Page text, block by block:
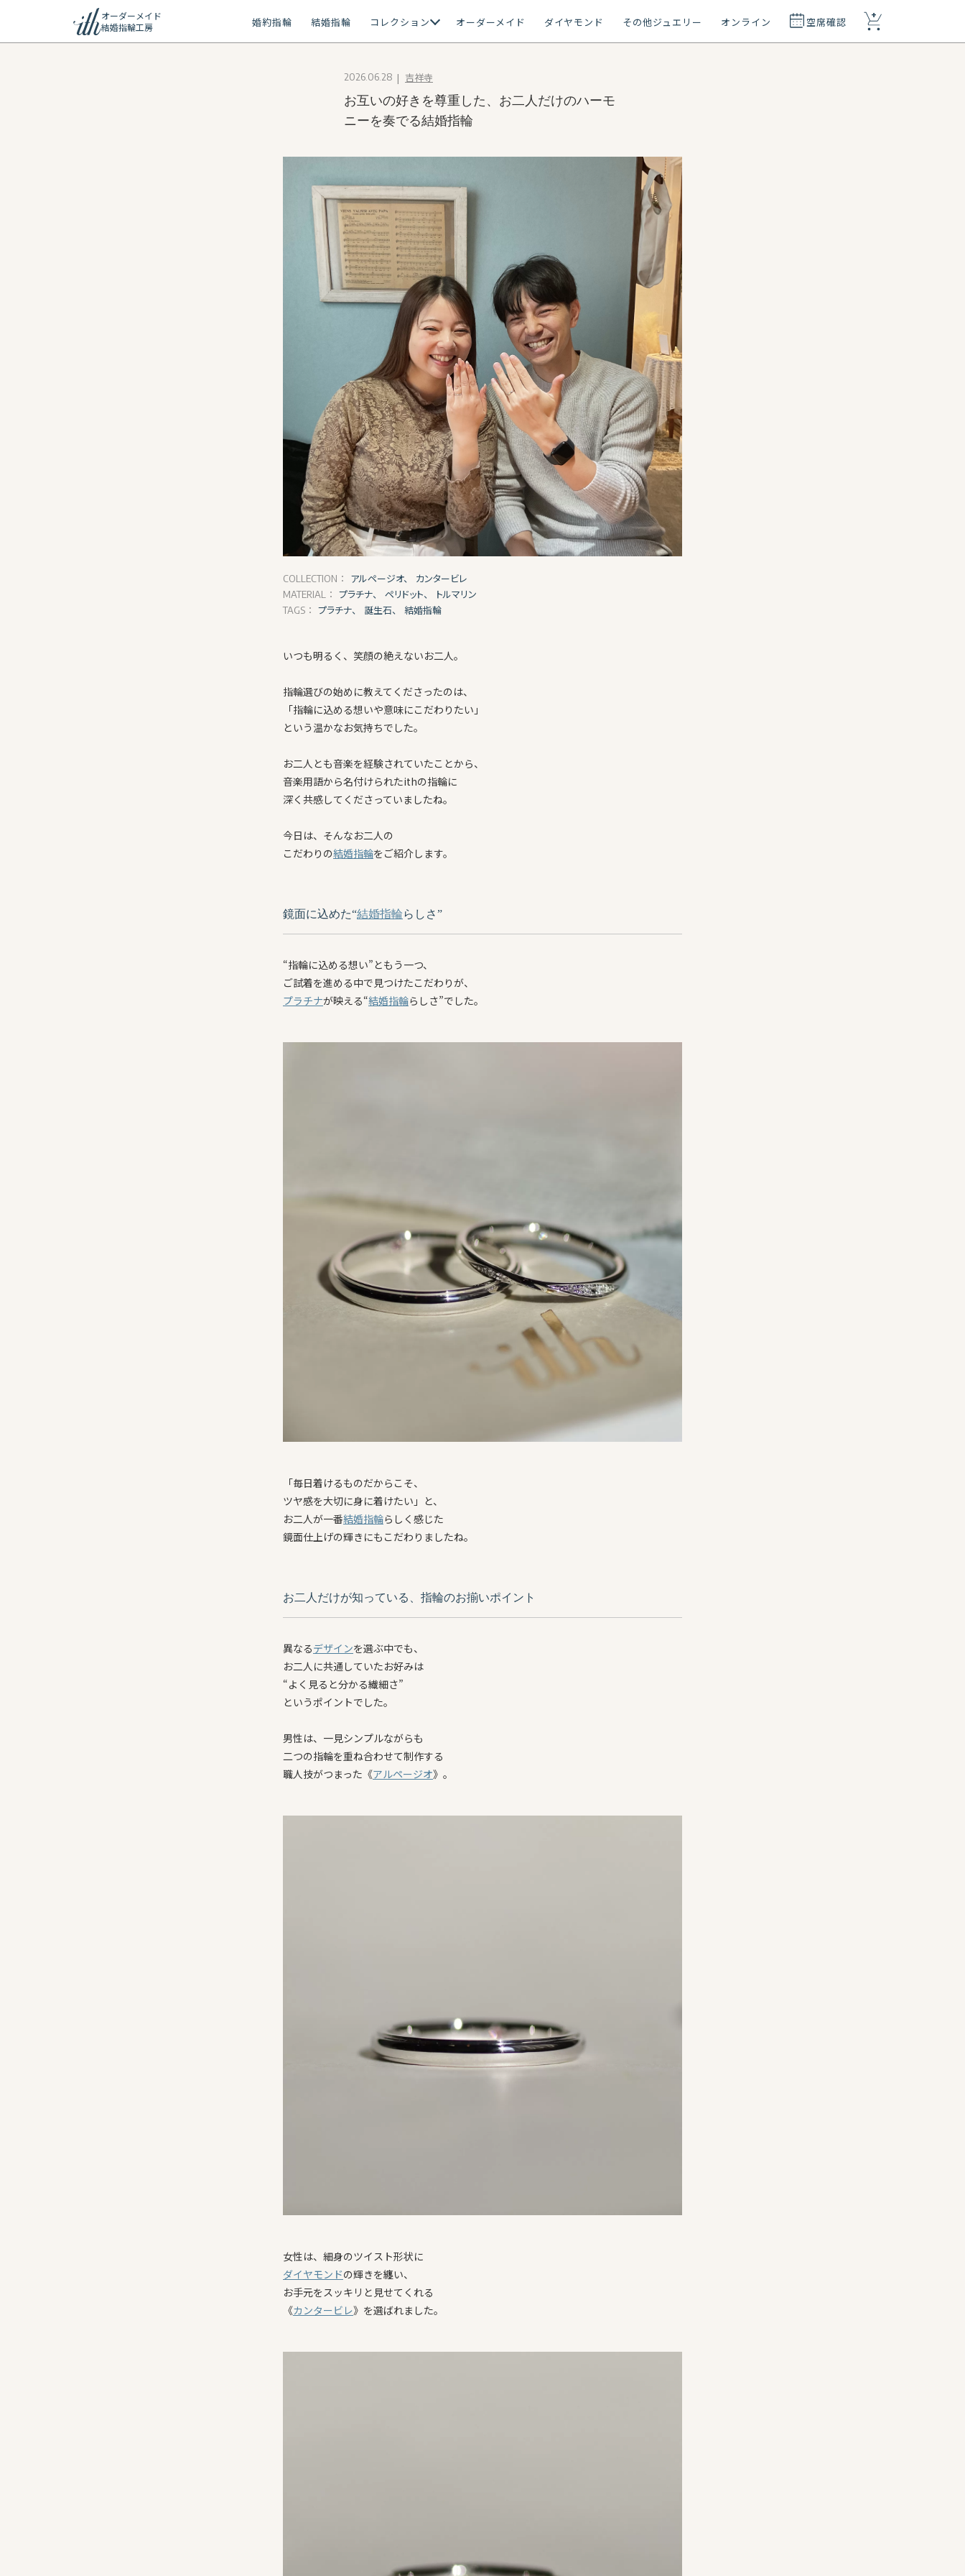
オーダーメイド
結婚指輪工房
婚約指輪 結婚指輪 コレクション オーダーメイド ダイヤモンド その他ジュエリー オンライン 空席確認
+
2026.06.28 吉祥寺
お互いの好きを尊重した、お二人だけのハーモ
ニーを奏でる結婚指輪
COLLECTION： アルページオ、 カンタービレ
MATERIAL： プラチナ、 ペリドット、 トルマリン
TAGS： プラチナ、 誕生石、 結婚指輪
いつも明るく、笑顔の絶えないお二人。
指輪選びの始めに教えてくださったのは、
「指輪に込める想いや意味にこだわりたい」
という温かなお気持ちでした。
お二人とも音楽を経験されていたことから、
音楽用語から名付けられたithの指輪に
深く共感してくださっていましたね。
今日は、そんなお二人の
こだわりの結婚指輪をご紹介します。
鏡面に込めた“結婚指輪らしさ”
“指輪に込める想い”ともう一つ、
ご試着を進める中で見つけたこだわりが、
プラチナが映える“結婚指輪らしさ”でした。
「毎日着けるものだからこそ、
ツヤ感を大切に身に着けたい」と、
お二人が一番結婚指輪らしく感じた
鏡面仕上げの輝きにもこだわりましたね。
お二人だけが知っている、指輪のお揃いポイント
異なるデザインを選ぶ中でも、
お二人に共通していたお好みは
“よく見ると分かる繊細さ”
というポイントでした。
男性は、一見シンプルながらも
二つの指輪を重ね合わせて制作する
職人技がつまった《アルページオ》。
女性は、細身のツイスト形状に
ダイヤモンドの輝きを纏い、
お手元をスッキリと見せてくれる
《カンタービレ》を選ばれました。